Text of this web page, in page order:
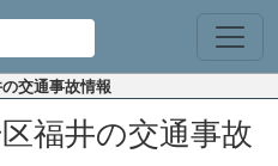
交通事故情報
福井の交通事故